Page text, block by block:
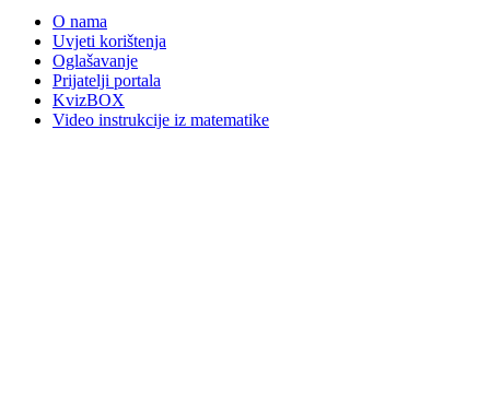
O nama
Uvjeti korištenja
Oglašavanje
Prijatelji portala
KvizBOX
Video instrukcije iz matematike